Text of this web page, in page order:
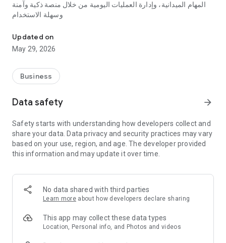
المهام الميدانية، وإدارة العمليات اليومية من خلال منصة ذكية وآمنة
وسهلة الاستخدام
‏• إدارة المهام الميدانية للفنيين
‏• لوحات تحكم للمديرين والمشرفين
‏• متابعة أداء الموظفين
‏• رفع صور قبل وبعد تنفيذ المهمة
‏• نظام صلاحيات متعدد
‏• تخزين سحابي آمن للبيانات
‏• واجهة حديثة وسهلة الاستخدام
‏• دعم اللغة العربية والإنجليزية
‏مناسب لـ:
‏• شركات الصيانة
‏• شركات المقاولات
‏• شركات التشغيل والتوصيل
Updated on
May 29, 2026
Business
Data safety arrow_forward
Safety starts with understanding how developers collect and
share your data. Data privacy and security practices may vary
based on your use, region, and age. The developer provided
this information and may update it over time.
No data shared with third parties
Learn more about how developers declare sharing
This app may collect these data types
Location, Personal info, and Photos and videos